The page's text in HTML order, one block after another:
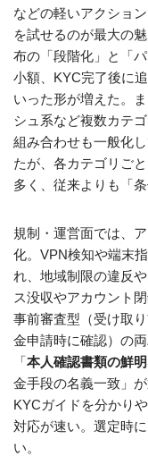
などの軽いアクショ
を試せるのが最大の
布の「段階化」と「
小額、KYC完了後に
いった形が増えた。
シュ系など複数カテ
組み合わせも一般化
たが、各カテゴリご
多く、従来よりも「
規制・運営面では、
化。VPN検知や端末
れ、地域制限の違反
ス没収やアカウント
事前審査型（受け取
金申請時に確認）の
「本人確認書類の鮮
金手段の名義一致」
KYCガイドを分かり
対応が速い。選定時
い。